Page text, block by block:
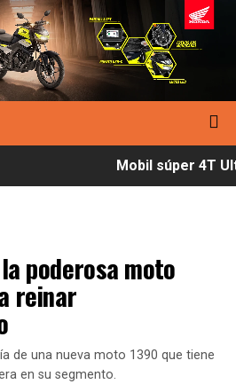
Mobil súper 4T
poderosa moto
reinar
de una nueva moto 1390 que tiene
en su segmento.